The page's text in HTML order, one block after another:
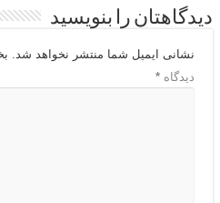
دیدگاهتان را بنویسید
نشانی ایمیل شما منتشر نخواهد شد.
دیدگاه *